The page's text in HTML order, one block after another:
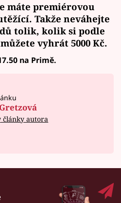
máte premiérovou
Takže neváhejte
tolik, kolik si podle
můžete vyhrát 5000 Kč.
na Primě.
články autora